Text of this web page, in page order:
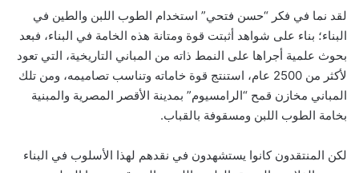
لقد نما في فكر “حسن فتحي” استخدام الطوب اللبن والطين في
البناء؛ بناء على شواهد أثبتت قوة ومتانة هذه الخامة في البناء، فبعد
بحوث علمية أجراها على النمط ذاته من المباني التاريخية، التي تعود
لأكثر من 2500 عام، استنتج قوة خاماته وتناسب تصاميمه، ومن تلك
المباني مخازن قمح “الرامسيوم” بمدينة الأقصر المصرية والمبنية
بخامة الطوب اللبن ومسقوفة بالقباب.
لكن المنتقدون كانوا يستشهدون في نقدهم لهذا الأسلوب في البناء